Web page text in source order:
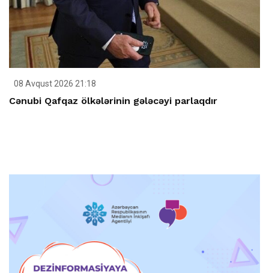
08 Avqust 2026 21:18
Cənubi Qafqaz ölkələrinin gələcəyi parlaqdır